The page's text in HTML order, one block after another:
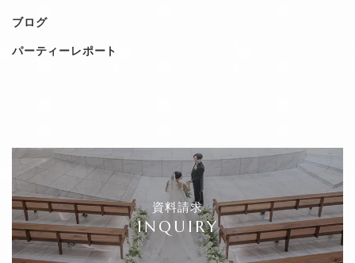
ブログ
パーティーレポート
資料請求
INQUIRY